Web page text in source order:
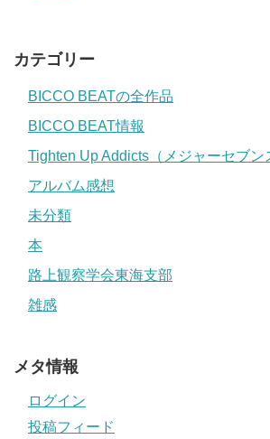
カテゴリー
BICCO BEATの全作品
BICCO BEAT情報
Tighten Up Addicts（メジャーセブン
アルバム感想
未分類
本
路上観察学会東海支部
雑感
メタ情報
ログイン
投稿フィード